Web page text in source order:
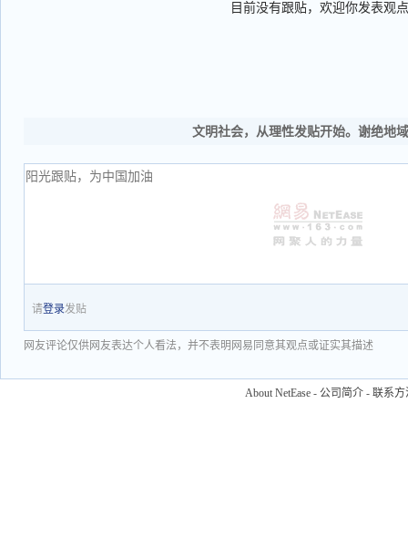
目前没有跟贴，欢迎你发表观点
文明社会，从理性发贴开始。谢绝地
请登录发贴
网友评论仅供网友表达个人看法，并不表明网易同意其观点或证实其描述
About NetEase - 公司简介 - 联系方